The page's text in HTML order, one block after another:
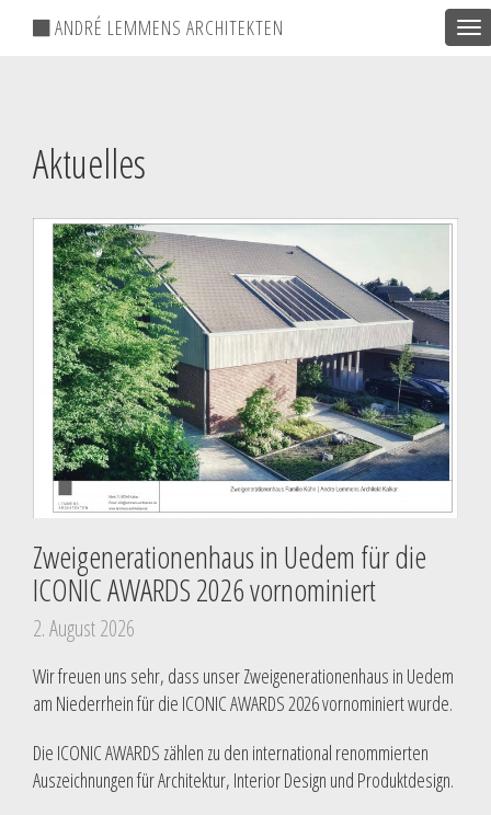
ANDRÉ LEMMENS ARCHITEKTEN
Aktuelles
Zweigenerationenhaus in Uedem für die
ICONIC AWARDS 2026 vornominiert
2. August 2026
Wir freuen uns sehr, dass unser Zweigenerationenhaus in Uedem
am Niederrhein für die ICONIC AWARDS 2026 vornominiert wurde.
Die ICONIC AWARDS zählen zu den international renommierten
Auszeichnungen für Architektur, Interior Design und Produktdesign.